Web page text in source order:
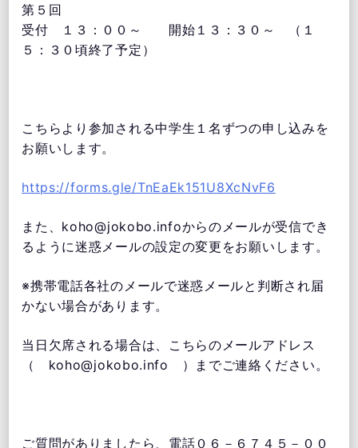
第５回
受付 １３：００～ 開始１３：３０～ （１
５：３０頃終了予定）
こちらより参加される中学生１名ずつの申し込みを
お願いします。
https://forms.gle/TnEaEk151U8XcNvF6
また、koho@jokobo.infoからのメールが受信でき
るように迷惑メールの設定の変更をお願いします。
※携帯電話各社のメールで迷惑メールと判断され届
かない場合があります。
当日欠席される場合は、こちらのメールアドレス
（ koho@jokobo.info ）までご連絡ください。
ご質問がありましたら、電話０６－６７４５－００